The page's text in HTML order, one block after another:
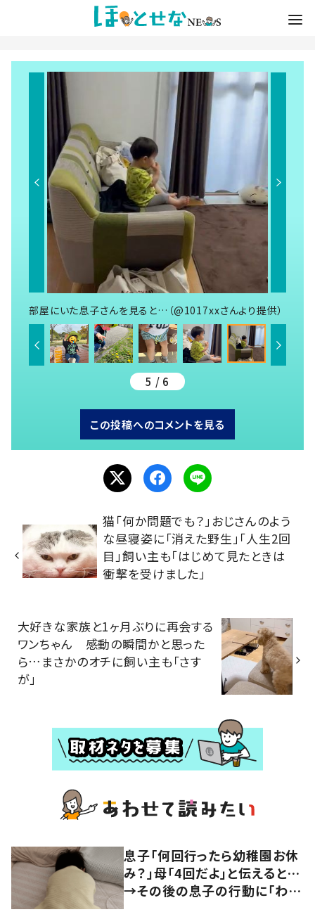
部屋にいた息子さんを見ると…（@1017xxさんより提供）
5 / 6
この投稿へのコメントを見る
猫「何か問題でも？」おじさんのよう
な昼寝姿に「消えた野生」「人生2回
目」飼い主も「はじめて見たときは
衝撃を受けました」
大好きな家族と1ヶ月ぶりに再会する
ワンちゃん 感動の瞬間かと思った
ら…まさかのオチに飼い主も「さす
が」
息子「何回行ったら幼稚園お休
み？」母「4回だよ」と伝えると…
→その後の息子の行動に「わか